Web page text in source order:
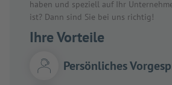
haben und speziell auf Ihr
ist? Dann sind Sie bei uns richtig!
Ihre Vorteile
Persönliches